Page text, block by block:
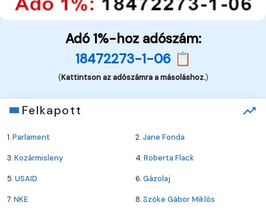
Adó 1%-hoz adószám:
18472273-1-06 📋
(Kattintson az adószámra a másoláshoz.)
Felkapott
1.Parlament 2.Jane Fonda
3.Kozármisleny 4.Roberta Flack
5.USAID 6.Gázolaj
7.NKE 8.Szőke Gábor Miklós